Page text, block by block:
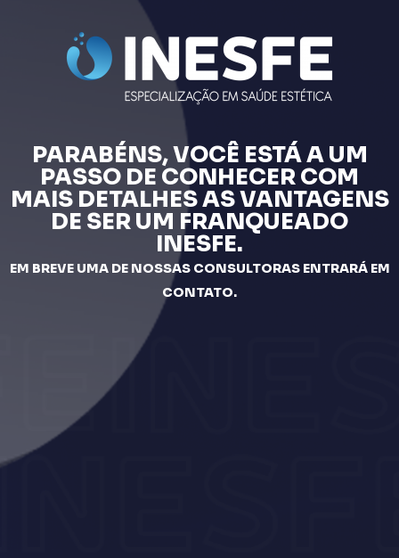
PARABÉNS, VOCÊ ESTÁ A UM
PASSO DE CONHECER COM
MAIS DETALHES AS VANTAGENS
DE SER UM FRANQUEADO
INESFE.
EM BREVE UMA DE NOSSAS CONSULTORAS ENTRARÁ EM
CONTATO.